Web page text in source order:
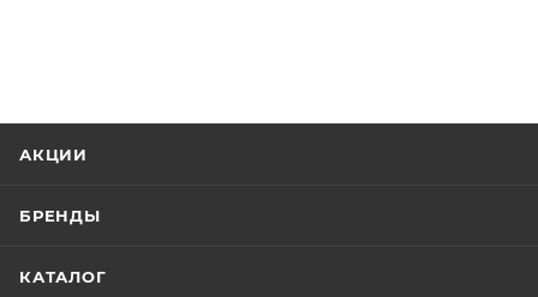
АКЦИИ
БРЕНДЫ
КАТАЛОГ